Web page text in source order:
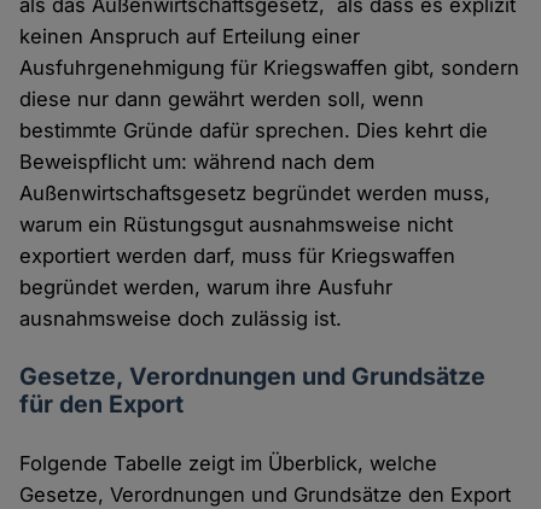
als das Außenwirtschaftsgesetz, als dass es explizit
keinen Anspruch auf Erteilung einer
Ausfuhrgenehmigung für Kriegswaffen gibt, sondern
diese nur dann gewährt werden soll, wenn
bestimmte Gründe dafür sprechen. Dies kehrt die
Beweispflicht um: während nach dem
Außenwirtschaftsgesetz begründet werden muss,
warum ein Rüstungsgut ausnahmsweise nicht
exportiert werden darf, muss für Kriegswaffen
begründet werden, warum ihre Ausfuhr
ausnahmsweise doch zulässig ist.
Gesetze, Verordnungen und Grundsätze
für den Export
Folgende Tabelle zeigt im Überblick, welche
Gesetze, Verordnungen und Grundsätze den Export